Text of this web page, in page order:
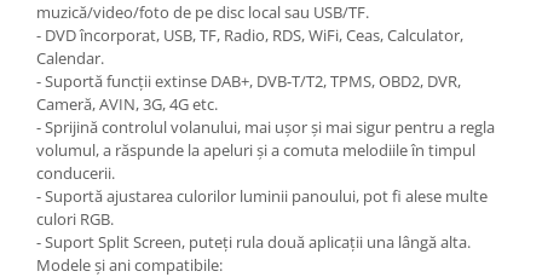
muzică/video/foto de pe disc local sau USB/TF.
- DVD încorporat, USB, TF, Radio, RDS, WiFi, Ceas, Calculator,
Calendar.
- Suportă funcții extinse DAB+, DVB-T/T2, TPMS, OBD2, DVR,
Cameră, AVIN, 3G, 4G etc.
- Sprijină controlul volanului, mai ușor și mai sigur pentru a regla
volumul, a răspunde la apeluri și a comuta melodiile în timpul
conducerii.
- Suportă ajustarea culorilor luminii panoului, pot fi alese multe
culori RGB.
- Suport Split Screen, puteți rula două aplicații una lângă alta.
Modele și ani compatibile: